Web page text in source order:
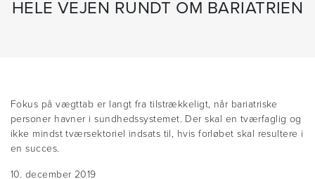
HELE VEJEN RUNDT OM BARIATRIEN
Fokus på vægttab er langt fra tilstrækkeligt, når bariatriske
personer havner i sundhedssystemet. Der skal en tværfaglig og
ikke mindst tværsektoriel indsats til, hvis forløbet skal resultere i
en succes.
10. december 2019